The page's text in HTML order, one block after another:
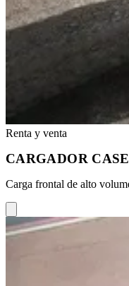
Renta y venta
CARGADOR
Carga frontal de alto